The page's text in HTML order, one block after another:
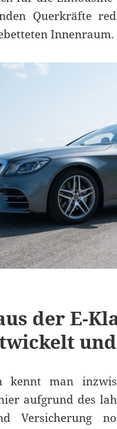
Querkräfte
Innenraum.
der E-
kennt man
aufgrund des
Versicherung